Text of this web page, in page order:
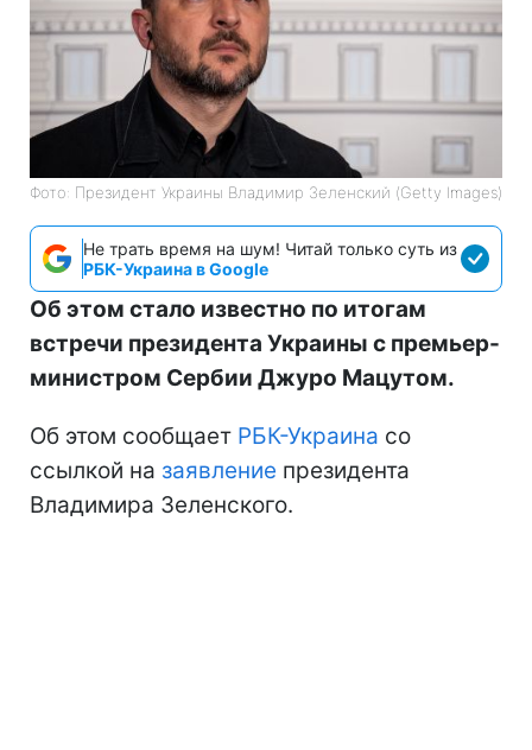
Фото: Президент Украины Владимир Зеленский (Getty Images)
Не трать время на шум! Читай только суть из
РБК-Украина в Google
Об этом стало известно по итогам
встречи президента Украины с премьер-
министром Сербии Джуро Мацутом.
Об этом сообщает РБК-Украина со
ссылкой на заявление президента
Владимира Зеленского.